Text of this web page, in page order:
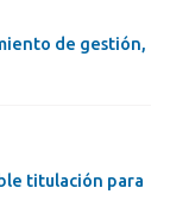
de gestión,
titulación para